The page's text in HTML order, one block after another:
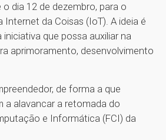
dia 12 de dezembro, para o
da Coisas (IoT). A ideia é
que possa auxiliar na
aprimoramento, desenvolvimento
de forma a que
a alavancar a retomada do
e Informática (FCI) da